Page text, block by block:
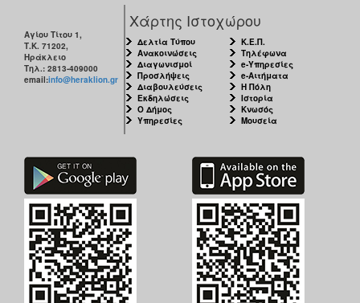
Αγίου Τίτου 1,
Τ.Κ. 71202,
Ηράκλειο
Τηλ.: 2813-409000
email:info@heraklion.gr
Χάρτης Ιστοχώρου
Δελτία Τύπου
Ανακοινώσεις
Διαγωνισμοί
Προσλήψεις
Διαβουλεύσεις
Εκδηλώσεις
Ο Δήμος
Υπηρεσίες
Κ.Ε.Π.
Τηλέφωνα
e-Υπηρεσίες
e-Αιτήματα
Η Πόλη
Ιστορία
Κνωσός
Μουσεία